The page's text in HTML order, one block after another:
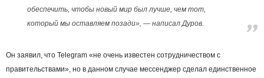
обеспечить, чтобы новый мир был лучше, чем тот,
который мы оставляем позади», — написал Дуров.
Он заявил, что Telegram «не очень известен сотрудничеством с
правительствами», но в данном случае мессенджер сделал единственное